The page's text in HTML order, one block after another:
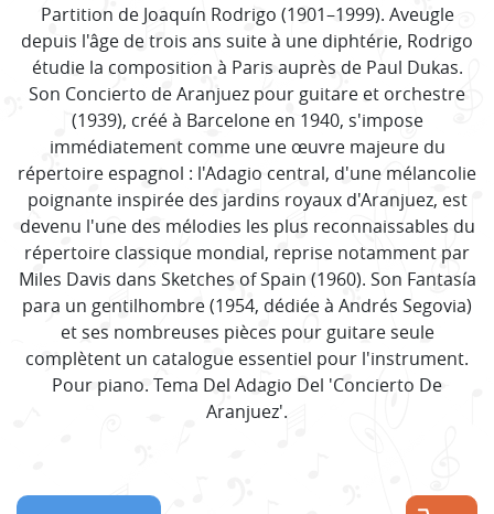
Partition de Joaquín Rodrigo (1901–1999). Aveugle
depuis l'âge de trois ans suite à une diphtérie, Rodrigo
étudie la composition à Paris auprès de Paul Dukas.
Son Concierto de Aranjuez pour guitare et orchestre
(1939), créé à Barcelone en 1940, s'impose
immédiatement comme une œuvre majeure du
répertoire espagnol : l'Adagio central, d'une mélancolie
poignante inspirée des jardins royaux d'Aranjuez, est
devenu l'une des mélodies les plus reconnaissables du
répertoire classique mondial, reprise notamment par
Miles Davis dans Sketches of Spain (1960). Son Fantasía
para un gentilhombre (1954, dédiée à Andrés Segovia)
et ses nombreuses pièces pour guitare seule
complètent un catalogue essentiel pour l'instrument.
Pour piano. Tema Del Adagio Del 'Concierto De
Aranjuez'.